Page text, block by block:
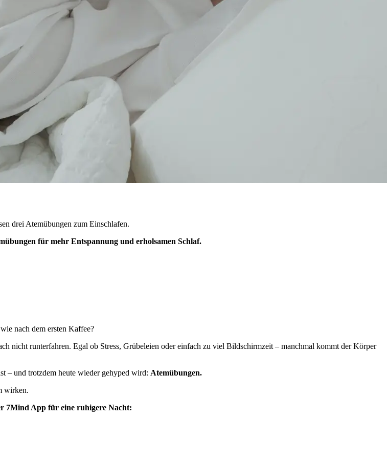
drei Atemübungen zum Einschlafen.
für mehr Entspannung und erholsamen Schlaf.
nach dem ersten Kaffee?
nicht runterfahren. Egal ob Stress, Grübeleien oder einfach zu viel Bildschirmzeit – manchmal kommt der Körper
– und trotzdem heute wieder gehyped wird: Atemübungen.
wirken.
7Mind App für eine ruhigere Nacht: